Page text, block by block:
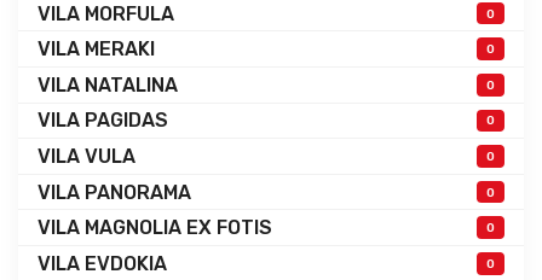
VILA MORFULA 0
VILA MERAKI 0
VILA NATALINA 0
VILA PAGIDAS 0
VILA VULA 0
VILA PANORAMA 0
VILA MAGNOLIA EX FOTIS 0
VILA EVDOKIA 0